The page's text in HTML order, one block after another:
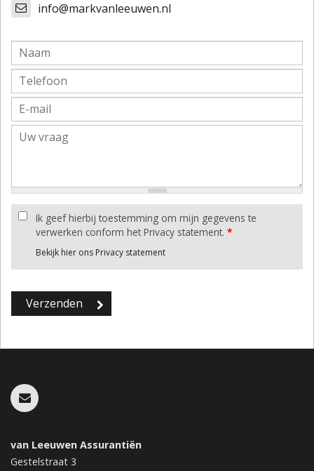
info@markvanleeuwen.nl
Ik geef hierbij toestemming om mijn gegevens te
verwerken conform het Privacy statement. *
Bekijk hier ons Privacy statement
van Leeuwen Assurantiën
Gestelstraat 3